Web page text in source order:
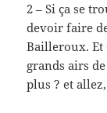
2 – Si ça se
devoir faire
Bailleroux. Et
grands airs
plus ? et